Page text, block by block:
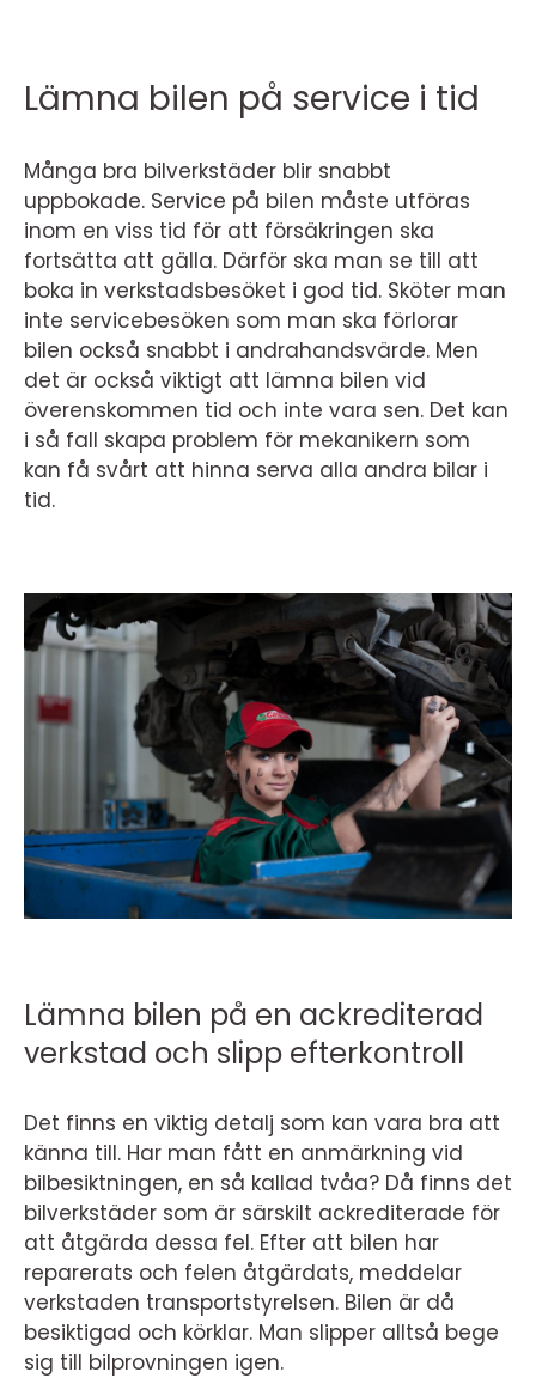
Lämna bilen på service i tid
Många bra bilverkstäder blir snabbt
uppbokade. Service på bilen måste utföras
inom en viss tid för att försäkringen ska
fortsätta att gälla. Därför ska man se till att
boka in verkstadsbesöket i god tid. Sköter man
inte servicebesöken som man ska förlorar
bilen också snabbt i andrahandsvärde. Men
det är också viktigt att lämna bilen vid
överenskommen tid och inte vara sen. Det kan
i så fall skapa problem för mekanikern som
kan få svårt att hinna serva alla andra bilar i
tid.
Lämna bilen på en ackrediterad
verkstad och slipp efterkontroll
Det finns en viktig detalj som kan vara bra att
känna till. Har man fått en anmärkning vid
bilbesiktningen, en så kallad tvåa? Då finns det
bilverkstäder som är särskilt ackrediterade för
att åtgärda dessa fel. Efter att bilen har
reparerats och felen åtgärdats, meddelar
verkstaden transportstyrelsen. Bilen är då
besiktigad och körklar. Man slipper alltså bege
sig till bilprovningen igen.